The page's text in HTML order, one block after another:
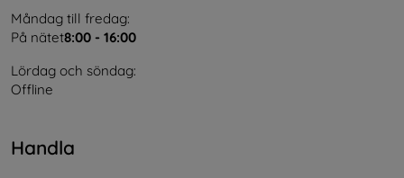
Måndag till fredag:
På nätet8:00 - 16:00
Lördag och söndag:
Offline
Handla